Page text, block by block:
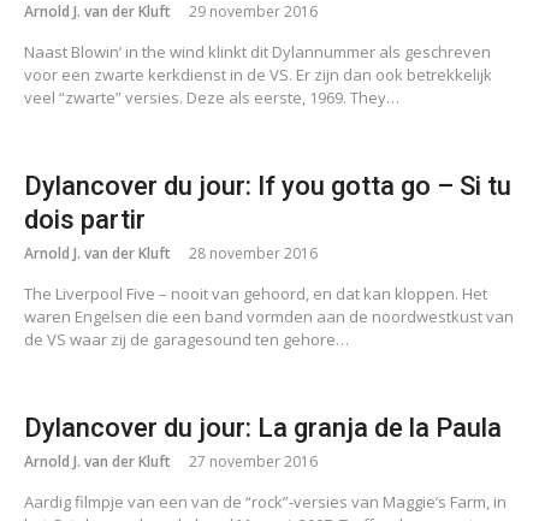
Arnold J. van der Kluft 29 november 2016
Naast Blowin’ in the wind klinkt dit Dylannummer als geschreven
voor een zwarte kerkdienst in de VS. Er zijn dan ook betrekkelijk
veel “zwarte” versies. Deze als eerste, 1969. They…
Dylancover du jour: If you gotta go – Si tu
dois partir
Arnold J. van der Kluft 28 november 2016
The Liverpool Five – nooit van gehoord, en dat kan kloppen. Het
waren Engelsen die een band vormden aan de noordwestkust van
de VS waar zij de garagesound ten gehore…
Dylancover du jour: La granja de la Paula
Arnold J. van der Kluft 27 november 2016
Aardig filmpje van een van de “rock”-versies van Maggie’s Farm, in